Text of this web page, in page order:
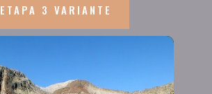
ETAPA 3 VARIANTE